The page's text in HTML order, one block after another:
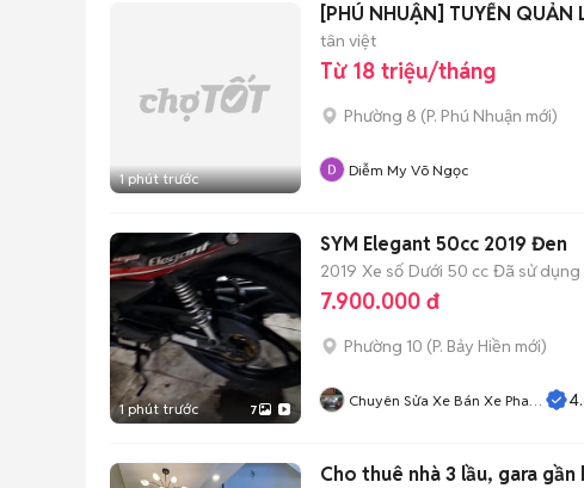
1 phút trước
[PHÚ NHUẬN] TUYỂN QUẢN
tân việt
Từ 18 triệu/tháng
Phường 8 (P. Phú Nhuận mới)
Diễm My Võ Ngọc
1 phút trước 7
SYM Elegant 50cc 2019 Đen
2019 Xe số Dưới 50 cc Đã sử dụng
7.900.000 đ
Phường 10 (P. Bảy Hiền mới)
Chuyên Sửa Xe Bán Xe Phan
Cho thuê nhà 3 lầu, gara gần